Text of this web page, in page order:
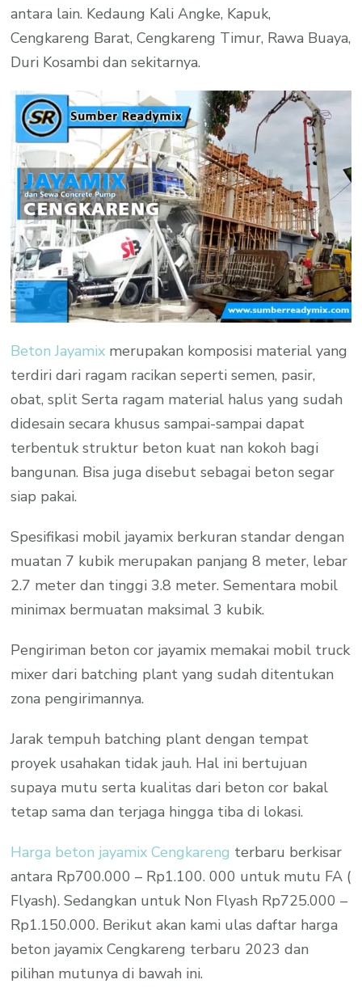
antara lain. Kedaung Kali Angke, Kapuk,
Cengkareng Barat, Cengkareng Timur, Rawa Buaya,
Duri Kosambi dan sekitarnya.
Beton Jayamix merupakan komposisi material yang
terdiri dari ragam racikan seperti semen, pasir,
obat, split Serta ragam material halus yang sudah
didesain secara khusus sampai-sampai dapat
terbentuk struktur beton kuat nan kokoh bagi
bangunan. Bisa juga disebut sebagai beton segar
siap pakai.
Spesifikasi mobil jayamix berkuran standar dengan
muatan 7 kubik merupakan panjang 8 meter, lebar
2.7 meter dan tinggi 3.8 meter. Sementara mobil
minimax bermuatan maksimal 3 kubik.
Pengiriman beton cor jayamix memakai mobil truck
mixer dari batching plant yang sudah ditentukan
zona pengirimannya.
Jarak tempuh batching plant dengan tempat
proyek usahakan tidak jauh. Hal ini bertujuan
supaya mutu serta kualitas dari beton cor bakal
tetap sama dan terjaga hingga tiba di lokasi.
Harga beton jayamix Cengkareng terbaru berkisar
antara Rp700.000 – Rp1.100. 000 untuk mutu FA (
Flyash). Sedangkan untuk Non Flyash Rp725.000 –
Rp1.150.000. Berikut akan kami ulas daftar harga
beton jayamix Cengkareng terbaru 2023 dan
pilihan mutunya di bawah ini.